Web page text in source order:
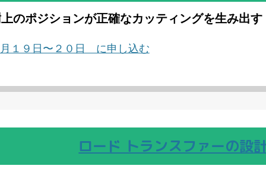
のポジションが正確なカッティングを生み出す
１９日〜２０日 に申し込む
ロード トランスファーの設